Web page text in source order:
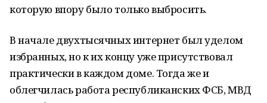
которую впору было только выбросить.
В начале двухтысячных интернет был уделом
избранных, но к их концу уже присутствовал
практически в каждом доме. Тогда же и
облегчилась работа республиканских ФСБ, МВД